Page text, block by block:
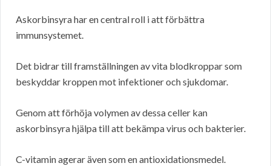
Askorbinsyra har en central roll i att förbättra
immunsystemet.
Det bidrar till framställningen av vita blodkroppar som
beskyddar kroppen mot infektioner och sjukdomar.
Genom att förhöja volymen av dessa celler kan
askorbinsyra hjälpa till att bekämpa virus och bakterier.
C-vitamin agerar även som en antioxidationsmedel.